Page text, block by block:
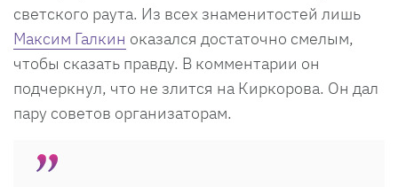
светского раута. Из всех знаменитостей лишь
Максим Галкин оказался достаточно смелым,
чтобы сказать правду. В комментарии он
подчеркнул, что не злится на Киркорова. Он дал
пару советов организаторам.